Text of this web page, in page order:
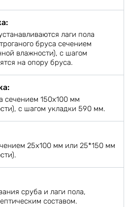
лаги пола
бруса сечением
влажности), с шагом
на опору бруса.
сечением 150х100 мм
с шагом укладки 590 мм.
25х100 мм или 25*150 мм
сруба и лаги пола,
составом.